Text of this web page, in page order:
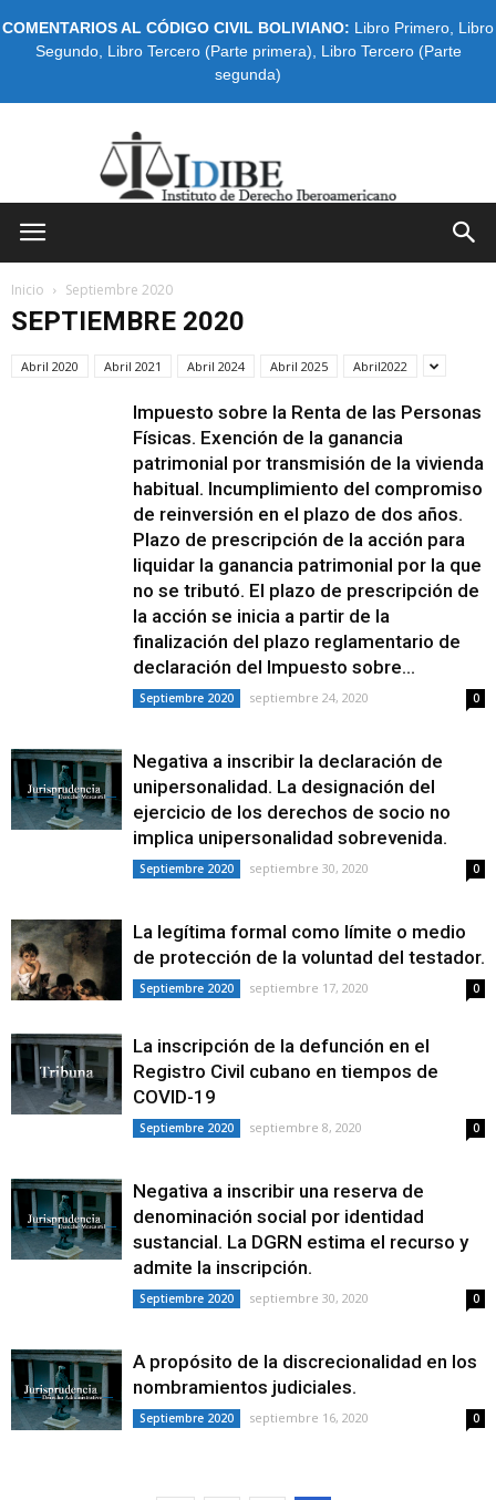
COMENTARIOS AL CÓDIGO CIVIL BOLIVIANO: Libro Primero Libro
Segundo, Libro Tercero (Parte primera)
Libro Tercero (Parte
segunda)
Inicio Septiembre 2020
SEPTIEMBRE 2020
Abril 2020 Abril 2021 Abril 2024 Abril 2025 Abril2022
Impuesto sobre la Renta de las Personas
Físicas. Exención de la ganancia
patrimonial por transmisión de la vivienda
habitual. Incumplimiento del compromiso
de reinversión en el plazo de dos años.
Plazo de prescripción de la acción para
liquidar la ganancia patrimonial por la que
no se tributó. El plazo de prescripción de
la acción se inicia a partir de la
finalización del plazo reglamentario de
declaración del Impuesto sobre...
Septiembre 2020 septiembre 24, 2020 0
Negativa a inscribir la declaración de
unipersonalidad. La designación del
ejercicio de los derechos de socio no
implica unipersonalidad sobrevenida.
Septiembre 2020 septiembre 30, 2020 0
La legítima formal como límite o medio
de protección de la voluntad del testador.
Septiembre 2020 septiembre 17, 2020 0
La inscripción de la defunción en el
Registro Civil cubano en tiempos de
COVID-19
Septiembre 2020 septiembre 8, 2020 0
Negativa a inscribir una reserva de
denominación social por identidad
sustancial. La DGRN estima el recurso y
admite la inscripción.
Septiembre 2020 septiembre 30, 2020 0
A propósito de la discrecionalidad en los
nombramientos judiciales.
Septiembre 2020 septiembre 16, 2020 0